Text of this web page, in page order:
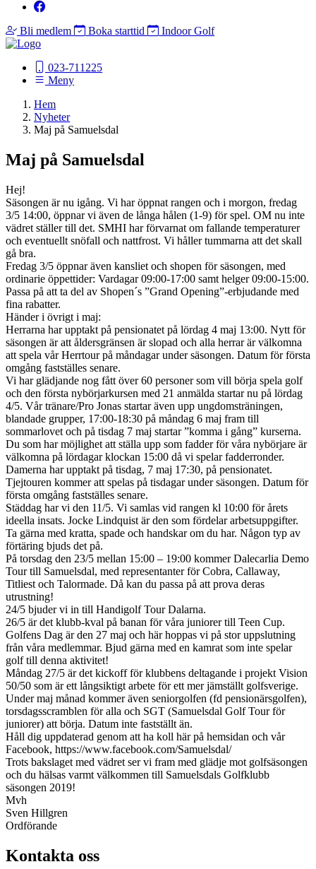
Bli medlem Boka starttid Indoor Golf
023-711225
Meny
Hem
Nyheter
Maj på Samuelsdal
Maj på Samuelsdal
Hej!
Säsongen är nu igång. Vi har öppnat rangen och i morgon, fredag
3/5 14:00, öppnar vi även de långa hålen (1-9) för spel. OM nu inte
vädret ställer till det. SMHI har förvarnat om fallande temperaturer
och eventuellt snöfall och nattfrost. Vi håller tummarna att det skall
gå bra.
Fredag 3/5 öppnar även kansliet och shopen för säsongen, med
ordinarie öppettider: Vardagar 09:00-17:00 samt helger 09:00-15:00.
Passa på att ta del av Shopen´s ”Grand Opening”-erbjudande med
fina rabatter.
Händer i övrigt i maj:
Herrarna har upptakt på pensionatet på lördag 4 maj 13:00. Nytt för
säsongen är att åldersgränsen är slopad och alla herrar är välkomna
att spela vår Herrtour på måndagar under säsongen. Datum för första
omgång fastställes senare.
Vi har glädjande nog fått över 60 personer som vill börja spela golf
och den första nybörjarkursen med 21 anmälda startar nu på lördag
4/5. Vår tränare/Pro Jonas startar även upp ungdomsträningen,
blandade grupper, 17:00-18:30 på måndag 6 maj fram till
sommarlovet och på tisdag 7 maj startar ”komma i gång” kurserna.
Du som har möjlighet att ställa upp som fadder för våra nybörjare är
välkomna på lördagar klockan 15:00 då vi spelar fadderronder.
Damerna har upptakt på tisdag, 7 maj 17:30, på pensionatet.
Tjejtouren kommer att spelas på tisdagar under säsongen. Datum för
första omgång fastställes senare.
Städdag har vi den 11/5. Vi samlas vid rangen kl 10:00 för årets
ideella insats. Jocke Lindquist är den som fördelar arbetsuppgifter.
Ta gärna med kratta, spade och handskar om du har. Någon typ av
förtäring bjuds det på.
På torsdag den 23/5 mellan 15:00 – 19:00 kommer Dalecarlia Demo
Tour till Samuelsdal, med representanter för Cobra, Callaway,
Titliest och Talormade. Då kan du passa på att prova deras
utrustning!
24/5 bjuder vi in till Handigolf Tour Dalarna.
26/5 är det klubb-kval på banan för våra juniorer till Teen Cup.
Golfens Dag är den 27 maj och här hoppas vi på stor uppslutning
från våra medlemmar. Bjud gärna med en kamrat som inte spelar
golf till denna aktivitet!
Måndag 27/5 är det kickoff för klubbens deltagande i projekt Vision
50/50 som är ett långsiktigt arbete för ett mer jämställt golfsverige.
Under maj månad kommer även seniorgolfen (fd pensionärsgolfen),
torsdagsscramblen för alla och SGT (Samuelsdal Golf Tour för
juniorer) att börja. Datum inte fastställt än.
Håll dig uppdaterad genom att ha koll här på hemsidan och vår
Facebook, https://www.facebook.com/Samuelsdal/
Trots bakslaget med vädret ser vi fram med glädje mot golfsäsongen
och du hälsas varmt välkommen till Samuelsdals Golfklubb
säsongen 2019!
Mvh
Sven Hillgren
Ordförande
Kontakta oss